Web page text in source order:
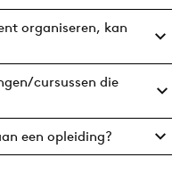
organiseren, kan
cursussen die
een opleiding?